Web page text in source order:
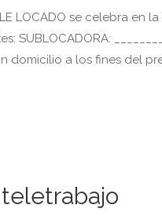
LOCADO se celebra
domicilio a los fines del